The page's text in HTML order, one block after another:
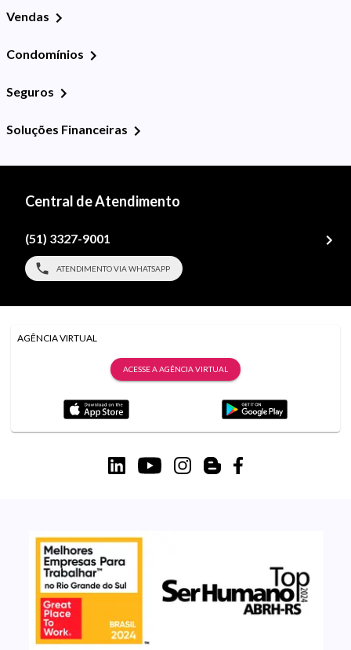
Vendas
Condomínios
Seguros
Soluções Financeiras
Central de Atendimento
(51) 3327-9001
ATENDIMENTO VIA WHATSAPP
AGÊNCIA VIRTUAL
ACESSE A AGÊNCIA VIRTUAL